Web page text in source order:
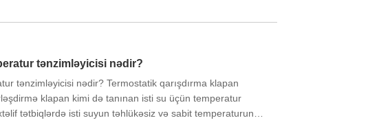
tənzimləyicisi nədir?
tənzimləyicisi nədir? Termostatik qarışdırma klapan
klapan kimi də tanınan isti su üçün temperatur
tətbiqlərdə isti suyun təhlükəsiz və sabit temperaturunu
üçün istifadə edilən bir cihazdır. Əsasən həddindən